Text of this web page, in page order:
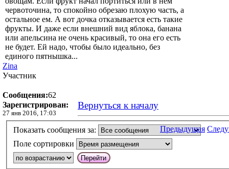
червоточина, то спокойно обрезаю плохую часть, а
остальное ем. А вот дочка отказывается есть такие
фрукты. И даже если внешний вид яблока, банана
или апельсина не очень красивый, то она его есть
не будет. Ей надо, чтобы было идеально, без
единого пятнышка...
Zina
Участник
Сообщения:62
Зарегистрирован:
27 янв 2016, 17:03
Вернуться к началу
Предыдущая
Показать сообщения за:
Поле сортировки